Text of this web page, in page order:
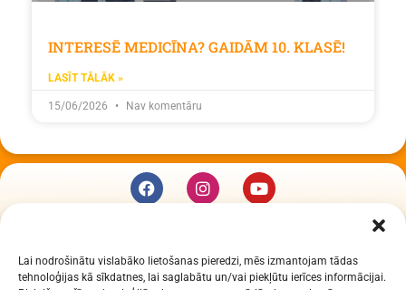
Lai nodrošinātu vislabāko lietošanas pieredzi, mēs izmantojam tādas
tehnoloģijas kā sīkdatnes, lai saglabātu un/vai piekļūtu ierīces informācijai.
INTERESĒ MEDICĪNA? GAIDĀM 10. KLASĒ!
LASĪT TĀLĀK »
15/06/2026 Nav komentāru
Daugavpils Zinātņu vidusskola